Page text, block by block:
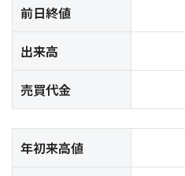
前日終値
出来高
売買代金
年初来高値